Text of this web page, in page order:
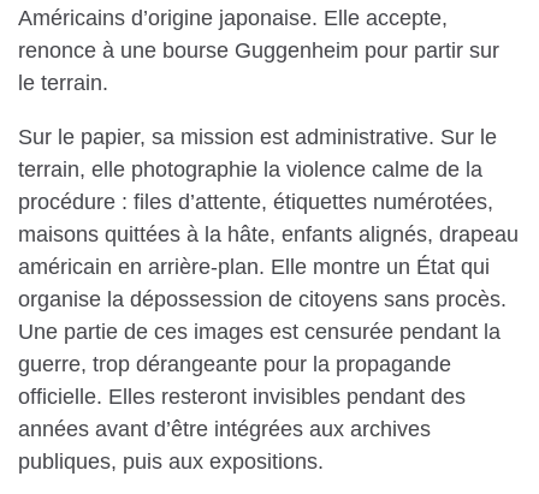
Américains d’origine japonaise. Elle accepte,
renonce à une bourse Guggenheim pour partir sur
le terrain.
Sur le papier, sa mission est administrative. Sur le
terrain, elle photographie la violence calme de la
procédure : files d’attente, étiquettes numérotées,
maisons quittées à la hâte, enfants alignés, drapeau
américain en arrière-plan. Elle montre un État qui
organise la dépossession de citoyens sans procès.
Une partie de ces images est censurée pendant la
guerre, trop dérangeante pour la propagande
officielle. Elles resteront invisibles pendant des
années avant d’être intégrées aux archives
publiques, puis aux expositions.